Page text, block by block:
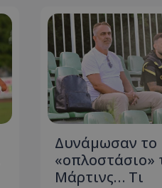
Δυνάμωσαν το
«οπλοστάσιο»
Μάρτινς… Τι